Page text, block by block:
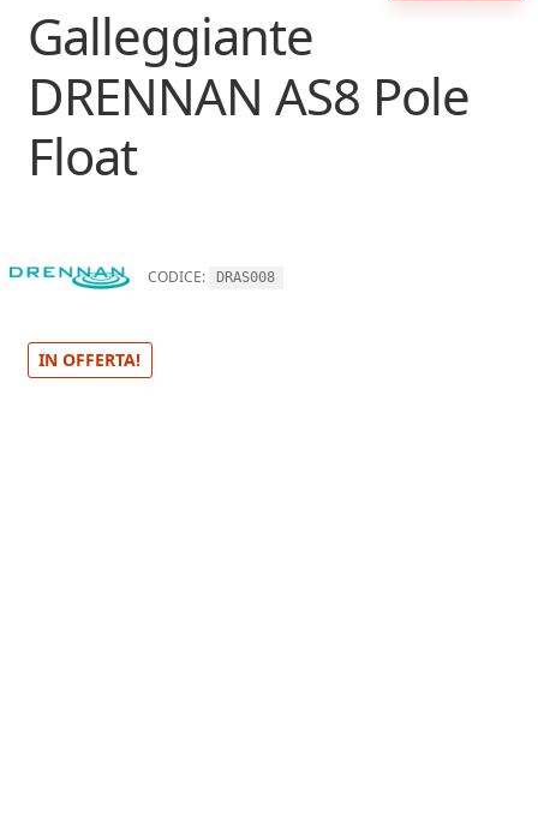
Galleggiante
DRENNAN AS8 Pole
Float
CODICE: DRAS008
IN OFFERTA!